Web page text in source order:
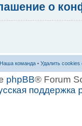
о
Наша команда • Удалить
phpBB® Forum
поддержка